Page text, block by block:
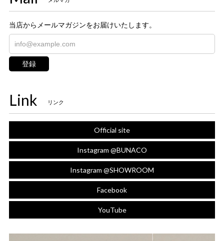
当店からメールマガジンをお届けいたします。
登録
Link リンク
Official site
Instagram @BUNACO
Instagram @SHOWROOM
Facebook
YouTube